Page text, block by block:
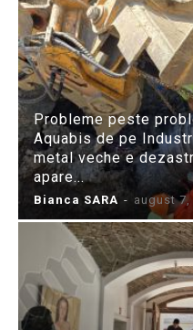
Probleme peste
Aquabis de pe
metal veche e
apare...
Bianca SARA - august 7,